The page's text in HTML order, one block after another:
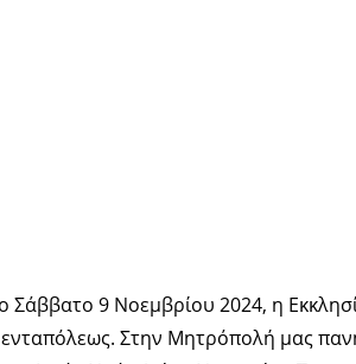
Σάββατο 9 Νοεμβρίου 2024, η
Στην Μητρόπολή μας